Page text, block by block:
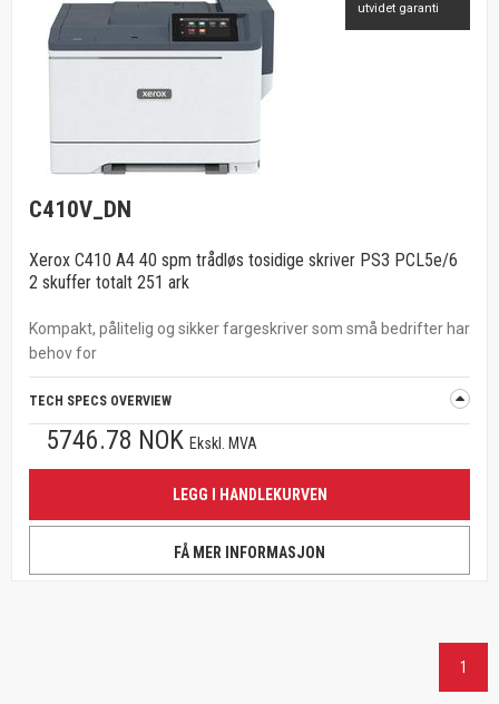
utvidet garanti
C410V_DN
Xerox C410 A4 40 spm trådløs tosidige skriver PS3 PCL5e/6
2 skuffer totalt 251 ark
Kompakt, pålitelig og sikker fargeskriver som små bedrifter har
behov for
TECH SPECS OVERVIEW
5746.78 NOK Ekskl. MVA
LEGG I HANDLEKURVEN
FÅ MER INFORMASJON
1